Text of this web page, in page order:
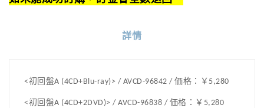
詳情
<初回盤A (4CD+Blu-ray)> / AVCD-96842 / 価格：￥5,280
<初回盤A (4CD+2DVD)> / AVCD-96838 / 価格：￥5,280